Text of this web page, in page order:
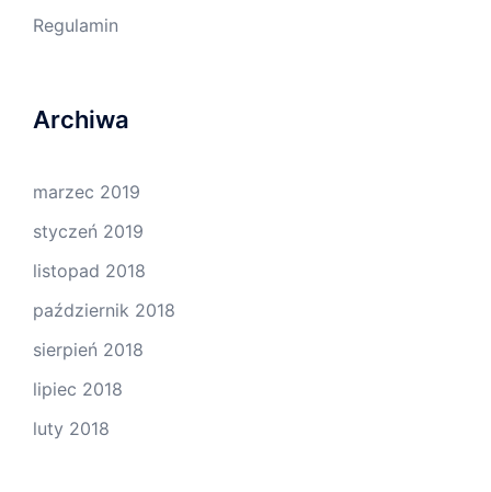
Regulamin
Archiwa
marzec 2019
styczeń 2019
listopad 2018
październik 2018
sierpień 2018
lipiec 2018
luty 2018